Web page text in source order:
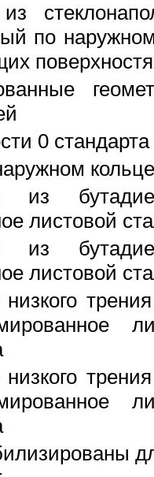
по
0
кольце
из
листовой
из
листовой